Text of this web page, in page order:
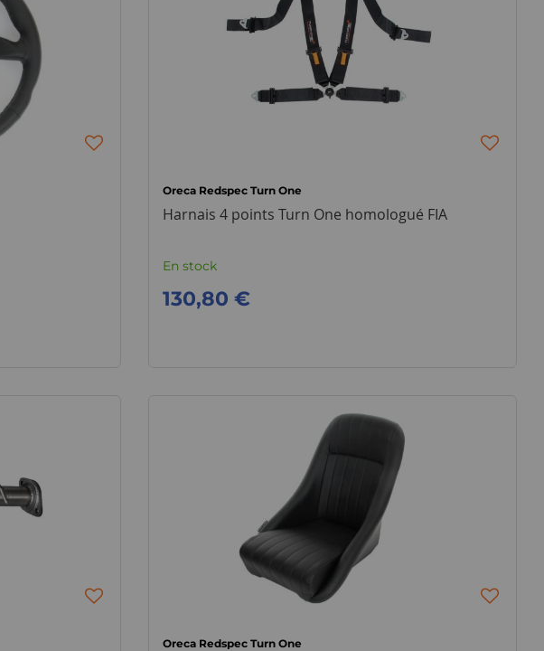
Oreca Redspec Turn One
Harnais 4 points Turn One homologué FIA
En stock
130,80 €
Oreca Redspec Turn One